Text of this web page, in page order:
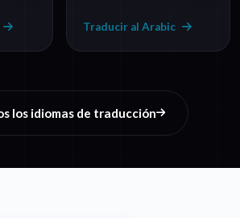
Traducir al Arabic
los idiomas de traducción